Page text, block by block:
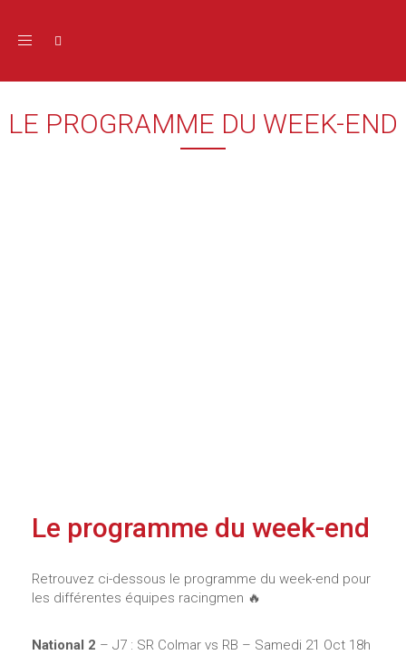
Toggle navigation
LE PROGRAMME DU WEEK-END
Le programme du week-end
Retrouvez ci-dessous le programme du week-end pour
les différentes équipes racingmen 🔥
National 2 – J7 : SR Colmar vs RB – Samedi 21 Oct 18h